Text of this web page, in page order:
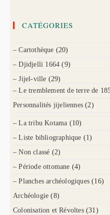
CATÉGORIES
– Cartothèque (20)
– Djidjelli 1664 (9)
– Jijel-ville (29)
– Le tremblement de terre de
Personnalités jijeliennes (2)
– La tribu Kotama (10)
– Liste bibliographique (1)
– Non classé (2)
– Période ottomane (4)
– Planches archéologiques (16)
Archéologie (8)
Colonisation et Révoltes (31)